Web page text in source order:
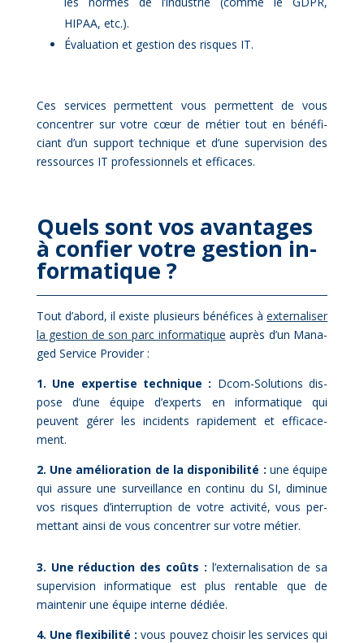
HIPAA, etc.).
Éva­lua­tion et ges­tion des risques IT.
Ces ser­vices per­mettent vous per­mettent de vous
concen­trer sur votre cœur de mé­tier tout en bé­né­fi­
ciant d’un sup­port tech­nique et d’une su­per­vi­sion des
res­sources IT pro­fes­sion­nels et ef­fi­caces.
Quels sont vos avan­tages
à confier votre ges­tion in­
for­ma­tique ?
Tout d’a­bord, il existe plu­sieurs bé­né­fices àex­ter­na­li­ser
la ges­tion de son parc in­for­ma­tique au­près d’un Ma­na­
ged Ser­vice Pro­vi­der :
1. Une ex­per­tise tech­nique : Dcom-So­lu­tions dis­
pose d’une équipe d’experts en in­for­ma­tique qui
peuvent gé­rer les in­ci­dents ra­pi­de­ment et ef­fi­ca­ce­
ment.
2. Une amé­lio­ra­tion de la dis­po­ni­bi­li­té : une équipe
qui as­sure une sur­veillance en conti­nu du SI, di­mi­nue
vos risques d’interruption de votre ac­ti­vi­té, vous per­
met­tant ain­si de vous concen­trer sur votre mé­tier.
3. Une ré­duc­tion des coûts : l’externalisation de sa
su­per­vi­sion in­for­ma­tique est plus ren­table que de
main­te­nir une équipe in­terne dé­diée.
4. Une flexi­bi­li­té : vous pou­vez choi­sir les ser­vices qui